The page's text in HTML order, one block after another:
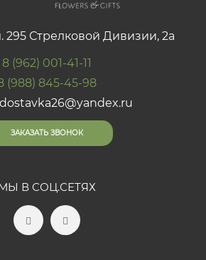
295 Стрелковой Дивизии, 2а
8 (962) 001-41-11
(988) 845-45-98
ЗАКАЗАТЬ ЗВОНОК
В СОЦ.СЕТЯХ